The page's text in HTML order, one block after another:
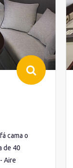
cama o
de 40
Aire